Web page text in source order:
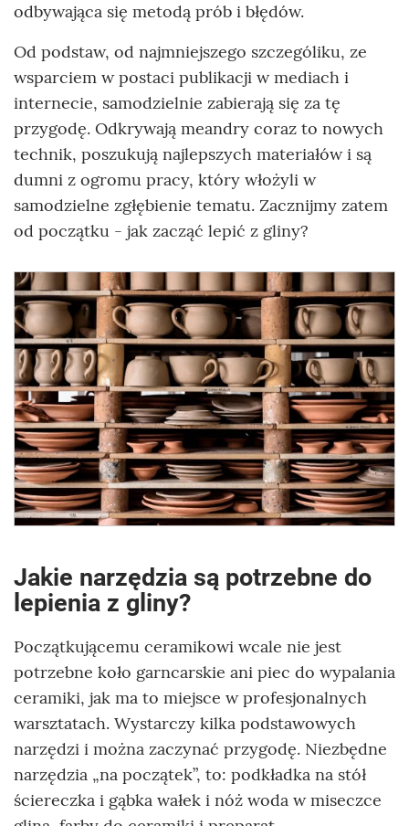
odbywająca się metodą prób i błędów.
Od podstaw, od najmniejszego szczególiku, ze
wsparciem w postaci publikacji w mediach i
internecie, samodzielnie zabierają się za tę
przygodę. Odkrywają meandry coraz to nowych
technik, poszukują najlepszych materiałów i są
dumni z ogromu pracy, który włożyli w
samodzielne zgłębienie tematu. Zacznijmy zatem
od początku - jak zacząć lepić z gliny?
Jakie narzędzia są potrzebne do
lepienia z gliny?
Początkującemu ceramikowi wcale nie jest
potrzebne koło garncarskie ani piec do wypalania
ceramiki, jak ma to miejsce w profesjonalnych
warsztatach. Wystarczy kilka podstawowych
narzędzi i można zaczynać przygodę. Niezbędne
narzędzia „na początek”, to: podkładka na stół
ściereczka i gąbka wałek i nóż woda w miseczce